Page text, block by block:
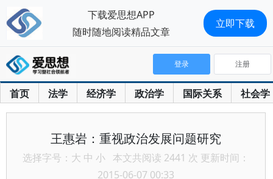
首页 法学 经济学 政治学 国际关系 社会学
登录 注册
王惠岩：重视政治发展问题研究
选择字号： 大 中 小 本文共阅读 2441 次 更新时间：
2015-06-07 00:33
下载爱思想APP
随时随地阅读精品文章
立即下载